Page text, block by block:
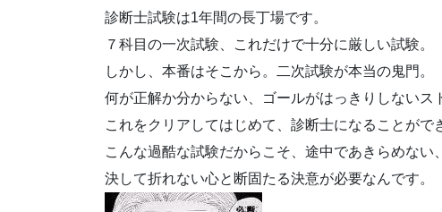
診断士試験は1年間の長丁場です。
７科目の一次試験、これだけで十分に厳しい試験。
しかし、本番はそこから。二次試験が本当の鬼門。
何が正解か分からない、ゴールがはっきりしないス
これをクリアしてはじめて、診断士になることがで
こんな過酷な試験だからこそ、途中であきらめない、
決して折れない心と断固たる決意が必要なんです。